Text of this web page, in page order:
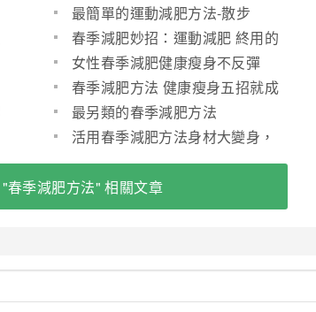
最簡單的運動減肥方法-散步
春季減肥妙招：運動減肥 終用的
健康減肥方法
女性春季減肥健康瘦身不反彈
春季減肥方法 健康瘦身五招就成
最另類的春季減肥方法
活用春季減肥方法身材大變身，
減肥究竟什麼方法最好
春季減肥方法" 相關文章